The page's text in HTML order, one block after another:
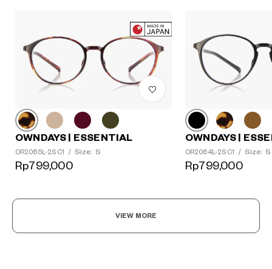
OWNDAYS | ESSENTIAL
OR2065L-2S C1 / Size: S
Rp799,000
OWNDAYS |
OR2064L-2S C1 / Size: S
Rp799,000
VIEW MORE